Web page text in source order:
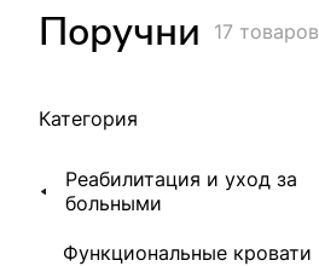
Поручни 17 товаров
Категория
Реабилитация и уход за
больными
Функциональные кровати